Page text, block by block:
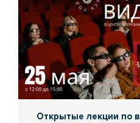
Открытые лекции по